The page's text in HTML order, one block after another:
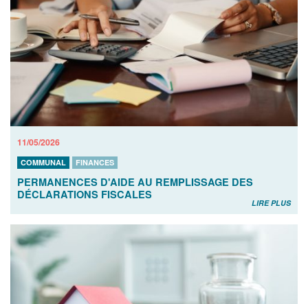
11/05/2026
COMMUNAL FINANCES
PERMANENCES D'AIDE AU REMPLISSAGE DES
DÉCLARATIONS FISCALES
LIRE PLUS